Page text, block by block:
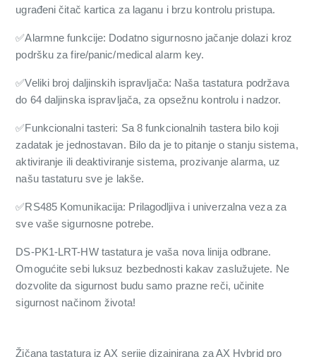
ugrađeni čitač kartica za laganu i brzu kontrolu pristupa.
✅Alarmne funkcije: Dodatno sigurnosno jačanje dolazi kroz
podršku za fire/panic/medical alarm key.
✅Veliki broj daljinskih ispravljača: Naša tastatura podržava
do 64 daljinska ispravljača, za opsežnu kontrolu i nadzor.
✅Funkcionalni tasteri: Sa 8 funkcionalnih tastera bilo koji
zadatak je jednostavan. Bilo da je to pitanje o stanju sistema,
aktiviranje ili deaktiviranje sistema, prozivanje alarma, uz
našu tastaturu sve je lakše.
✅RS485 Komunikacija: Prilagodljiva i univerzalna veza za
sve vaše sigurnosne potrebe.
DS-PK1-LRT-HW tastatura je vaša nova linija odbrane.
Omogućite sebi luksuz bezbednosti kakav zaslužujete. Ne
dozvolite da sigurnost budu samo prazne reči, učinite
sigurnost načinom života!
Žičana tastatura iz AX serije dizajnirana za AX Hybrid pro